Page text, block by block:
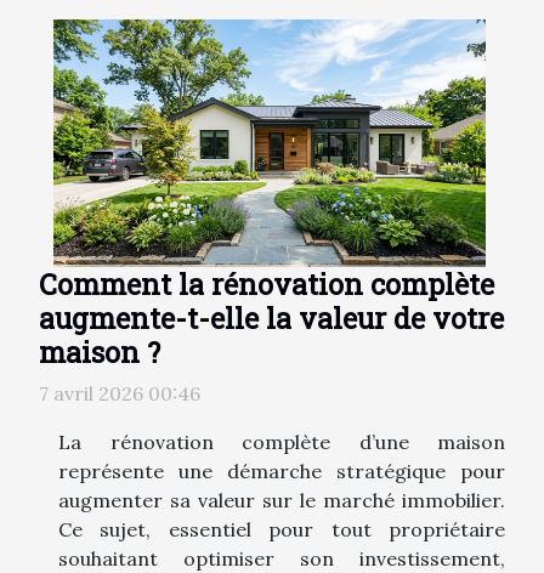
Comment la rénovation complète
augmente-t-elle la valeur de votre
maison ?
7 avril 2026 00:46
La rénovation complète d’une maison
représente une démarche stratégique pour
augmenter sa valeur sur le marché immobilier.
Ce sujet, essentiel pour tout propriétaire
souhaitant optimiser son investissement,